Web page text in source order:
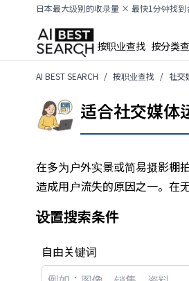
日本最大级别的收录量 × 最快1分钟找到
按职业查找 按分类
AI BEST SEARCH 按职业查找 社交
适合社交媒体
在多为户外实景或简易摄影棚
造成用户流失的原因之一。在
设置搜索条件
自由关键词